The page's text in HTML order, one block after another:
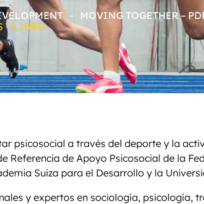
- MOVING TOGETHER –
– LIBRO
psicosocial a través del deporte y la
Referencia de Apoyo Psicosocial de la
Suiza para el Desarrollo y la
y expertos en sociología, psicología,